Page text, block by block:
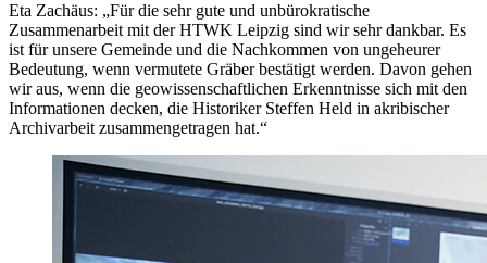
Eta Zachäus: „Für die sehr gute und unbürokratische
Zusammenarbeit mit der HTWK Leipzig sind wir sehr dankbar. Es
ist für unsere Gemeinde und die Nachkommen von ungeheurer
Bedeutung, wenn vermutete Gräber bestätigt werden. Davon gehen
wir aus, wenn die geowissenschaftlichen Erkenntnisse sich mit den
Informationen decken, die Historiker Steffen Held in akribischer
Archivarbeit zusammengetragen hat.“